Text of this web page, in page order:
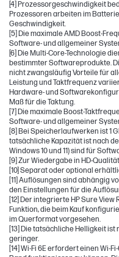
[4] Prozessorgeschwindigkeit
Prozessoren arbeiten im
Geschwindigkeit.
[5] Die maximale AMD Boost-
Software- und allgemeiner
[6] Die Multi-Core-Technologie
bestimmter Softwareprodukte.
nicht zwangsläufig Vorteile für
Leistung und Taktfrequenz
Hardware- und
Maß für die Taktung.
[7] Die maximale Boost-
Software- und allgemeiner
[8] Bei Speicherlaufwerken ist 1
tatsächliche Kapazität ist nach
Windows 10 und 11) sind für
[9] Zur Wiedergabe in HD-
[10] Separat oder optional
[11] Auflösungen sind abhängig
den Einstellungen für die
[12] Der integrierte HP Sure
Funktion, die beim Kauf
im Querformat vorgesehen.
[13] Die tatsächliche Helligkeit
geringer.
[14] Wi-Fi 6E erfordert einen Wi-